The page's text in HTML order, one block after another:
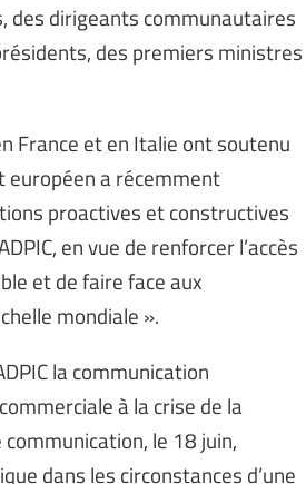
des dirigeants communautaires
des premiers ministres
France et en Italie ont soutenu
européen a récemment
proactives et constructives
en vue de renforcer l’accès
et de faire face aux
mondiale ».
la communication
à la crise de la
le 18 juin,
dans les circonstances d’une